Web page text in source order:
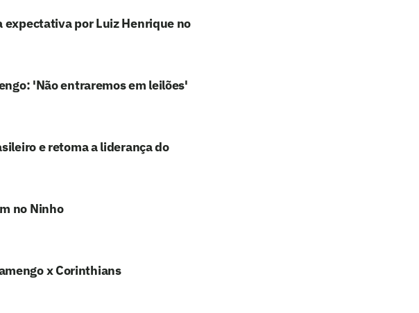
expectativa por Luiz Henrique no
'Não entraremos em leilões'
e retoma a liderança do
no Ninho
x Corinthians